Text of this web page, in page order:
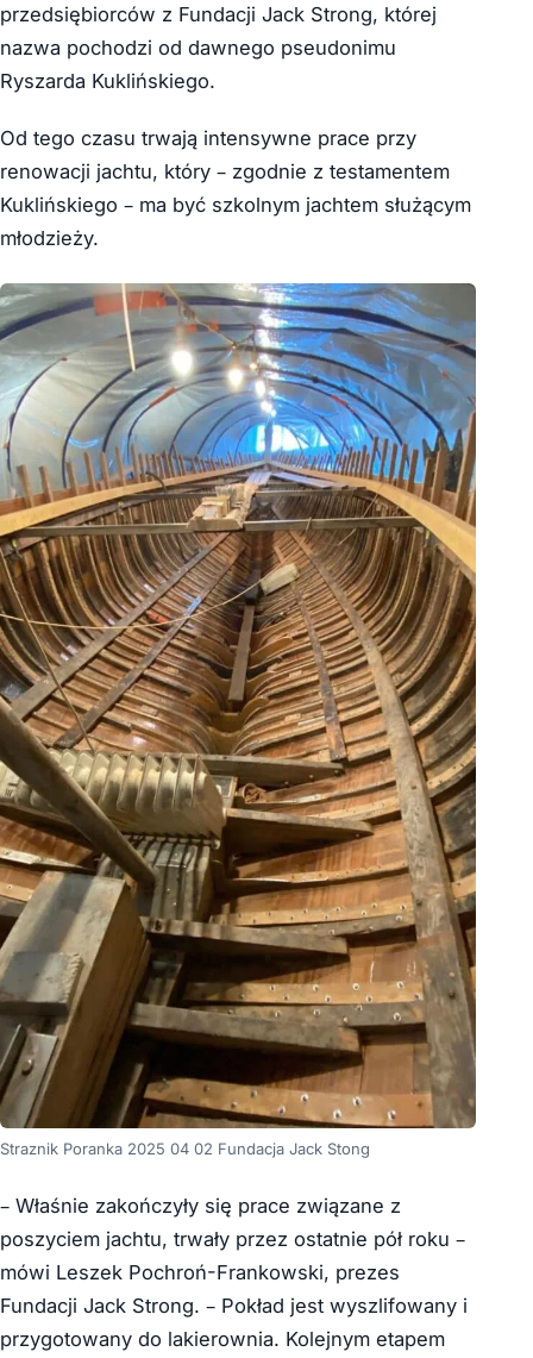
przedsiębiorców z Fundacji Jack Strong, której
nazwa pochodzi od dawnego pseudonimu
Ryszarda Kuklińskiego.
Od tego czasu trwają intensywne prace przy
renowacji jachtu, który – zgodnie z testamentem
Kuklińskiego – ma być szkolnym jachtem służącym
młodzieży.
Straznik Poranka 2025 04 02 Fundacja Jack Stong
– Właśnie zakończyły się prace związane z
poszyciem jachtu, trwały przez ostatnie pół roku –
mówi Leszek Pochroń-Frankowski, prezes
Fundacji Jack Strong. – Pokład jest wyszlifowany i
przygotowany do lakierownia. Kolejnym etapem